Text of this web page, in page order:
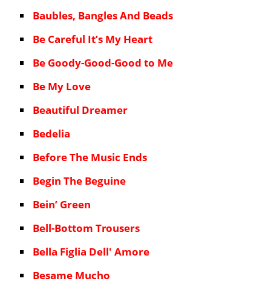
Baubles, Bangles And Beads
Be Careful It’s My Heart
Be Goody-Good-Good to Me
Be My Love
Beautiful Dreamer
Bedelia
Before The Music Ends
Begin The Beguine
Bein’ Green
Bell-Bottom Trousers
Bella Figlia Dell' Amore
Besame Mucho